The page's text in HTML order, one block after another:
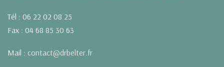
Tél : 06 22 02 08 25
Fax : 04 68 85 30 63
Mail : contact@drbelter.fr